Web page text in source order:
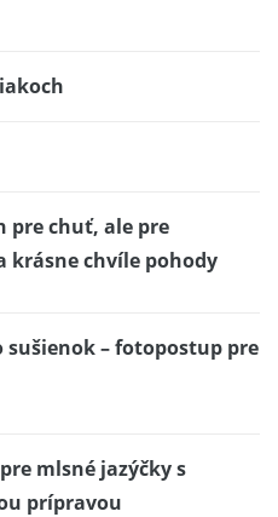
pre chuť, ale pre
krásne chvíle pohody
sušienok – fotopostup pre
mlsné jazýčky s
prípravou